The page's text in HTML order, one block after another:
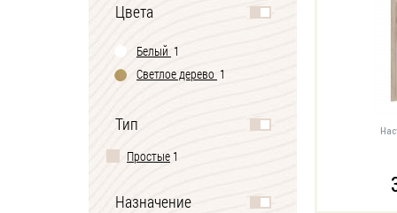
Цвета
Белый 1
Светлое дерево 1
Тип
Простые 1
Назначение